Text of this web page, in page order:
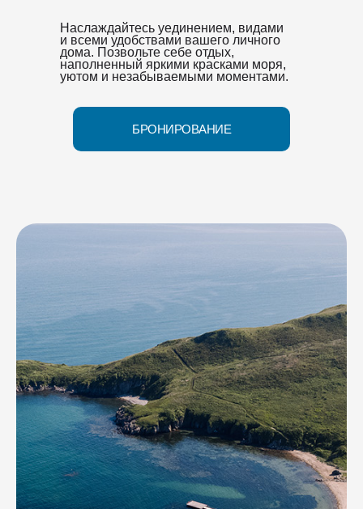
Наслаждайтесь уединением, видами
и всеми удобствами вашего личного
дома. Позвольте себе отдых,
наполненный яркими красками моря,
уютом и незабываемыми моментами.
БРОНИРОВАНИЕ